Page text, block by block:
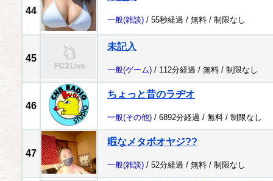
44
一般(雑談) / 55秒経過 / 無料 / 制限なし
45
未記入
一般(ゲーム) / 112分経過 / 無料 / 制限なし
46
ちょっと昔のラヂオ
一般(その他) / 6892分経過 / 無料 / 制限なし
47
暇なメタボオヤジ??
一般(雑談) / 52分経過 / 無料 / 制限なし